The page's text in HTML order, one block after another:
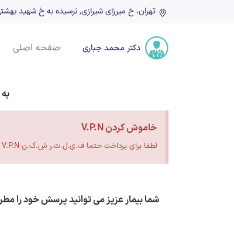
تهران، خ میرزای شیرازی, نرسیده به خ شهید بهشتی, کوچه
دکتر محمد جباری صفحه اصلی
خاموش کردن V.P.N
لطفا برای پرداخت حتما ف.ی.ل.ت.ر ش.ک.ن V.P.N خود را غیر فعال کنید.
شما بیمار عزیز می توانید پرسش خود را